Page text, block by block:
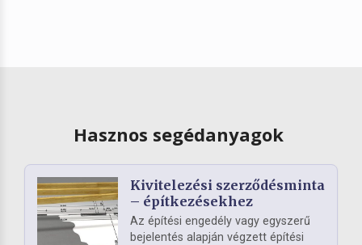
Hasznos segédanyagok
Kivitelezési szerződésminta
– építkezésekhez
Az építési engedély vagy egyszerű
bejelentés alapján végzett építési